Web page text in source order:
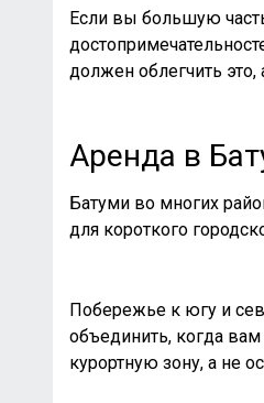
Если вы большую
должен облегчить
Аренда в
Батуми во многих
для короткого
Побережье к югу и
объединить, когда
курортную зону, а не